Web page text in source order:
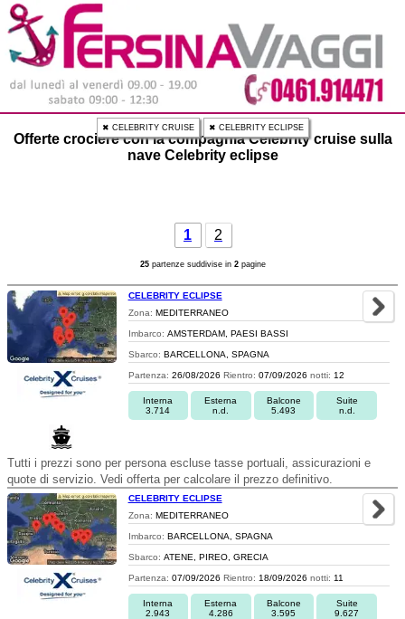
✖ CELEBRITY CRUISE ✖ CELEBRITY ECLIPSE
Offerte crociere con la compagnia Celebrity cruise sulla
nave Celebrity eclipse
1 2
25partenze suddivise in 2pagine
CELEBRITY ECLIPSE
Zona: MEDITERRANEO
Imbarco: AMSTERDAM, PAESI BASSI
Sbarco: BARCELLONA, SPAGNA
Partenza: 26/08/2026 Rientro: 07/09/2026 notti: 12
Interna
3.714
Esterna
n.d.
Balcone
5.493
Suite
n.d.
Tutti i prezzi sono per persona escluse tasse portuali, assicurazioni e
quote di servizio. Vedi offerta per calcolare il prezzo definitivo.
CELEBRITY ECLIPSE
Zona: MEDITERRANEO
Imbarco: BARCELLONA, SPAGNA
Sbarco: ATENE, PIREO, GRECIA
Partenza: 07/09/2026 Rientro: 18/09/2026 notti: 11
Interna
2.943
Esterna
4.286
Balcone
3.595
Suite
9.627